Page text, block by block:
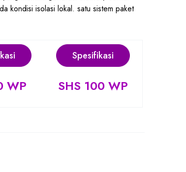
kondisi isolasi lokal. satu sistem paket
WP
Spesifikasi
SHS 100 WP